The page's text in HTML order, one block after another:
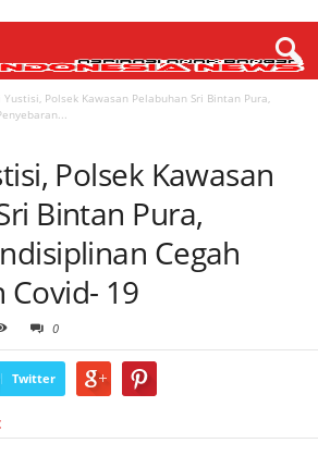
Yustisi, Polsek Kawasan Pelabuhan Sri Bintan Pura,
Polsek Kawasan
Bintan Pura,
Cegah
Covid- 19
0
Twitter